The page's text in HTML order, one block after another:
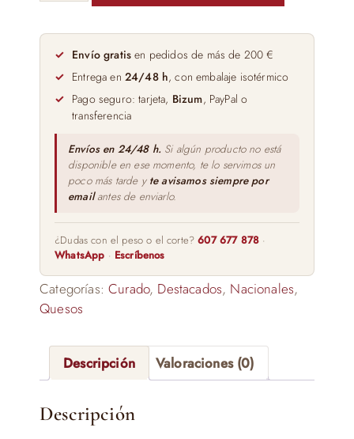
CURADO
SUCUM
PIEZA
cantidad
Envío gratis en pedidos de más de 200 €
Entrega en 24/48 h, con embalaje isotérmico
Pago seguro: tarjeta, Bizum, PayPal o
transferencia
Envíos en 24/48 h. Si algún producto no está
disponible en ese momento, te lo servimos un
poco más tarde y te avisamos siempre por
emailantes de enviarlo.
¿Dudas con el peso o el corte?607 677 878 ·
WhatsApp · Escríbenos
Categorías:Curado, Destacados, Nacionales,
Quesos
Descripción Valoraciones (0)
Descripción